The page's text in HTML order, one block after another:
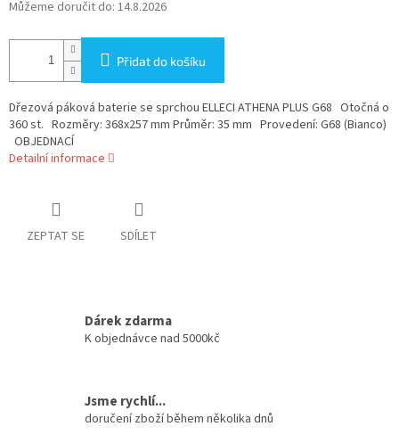
Můžeme doručit do: 14.8.2026
Přidat do košíku
Dřezová páková baterie se sprchou ELLECI ATHENA PLUS G68 Otočná o
360 st. Rozměry: 368x257 mm Průměr: 35 mm Provedení: G68 (Bianco)
OBJEDNACÍ
Detailní informace
ZEPTAT SE SDÍLET
Dárek zdarma
K objednávce nad 5000kč
Jsme rychlí...
doručení zboží během několika dnů